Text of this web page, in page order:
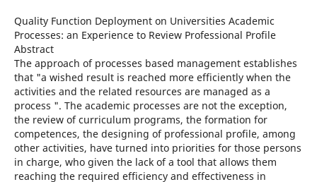
Quality Function Deployment on Universities Academic
Processes: an Experience to Review Professional Profile
Abstract
The approach of processes based management establishes
that "a wished result is reached more efficiently when the
activities and the related resources are managed as a
process ". The academic processes are not the exception,
the review of curriculum programs, the formation for
competences, the designing of professional profile, among
other activities, have turned into priorities for those persons
in charge, who given the lack of a tool that allows them
reaching the required efficiency and effectiveness in